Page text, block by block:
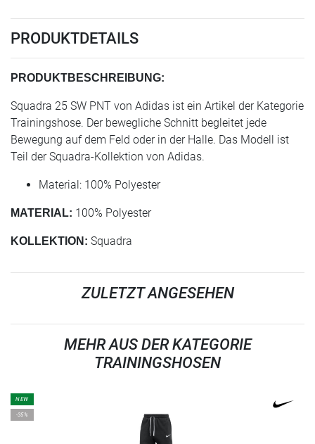
PRODUKTDETAILS
PRODUKTBESCHREIBUNG:
Squadra 25 SW PNT von Adidas ist ein Artikel der Kategorie
Trainingshose. Der bewegliche Schnitt begleitet jede
Bewegung auf dem Feld oder in der Halle. Das Modell ist
Teil der Squadra-Kollektion von Adidas.
Material: 100% Polyester
MATERIAL: 100% Polyester
KOLLEKTION: Squadra
ZULETZT ANGESEHEN
MEHR AUS DER KATEGORIE
TRAININGSHOSEN
NEW
-35%